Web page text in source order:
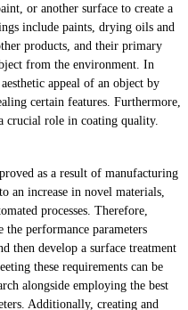
or another surface to create a
include paints, drying oils and
products, and their primary
from the environment. In
appeal of an object by
certain features. Furthermore,
crucial role in coating quality.
as a result of manufacturing
an increase in novel materials,
processes. Therefore,
performance parameters
then develop a surface treatment
these requirements can be
alongside employing the best
Additionally, creating and